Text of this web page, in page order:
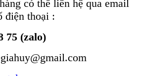
có thể liên hệ qua email
điện thoại :
75 (zalo)